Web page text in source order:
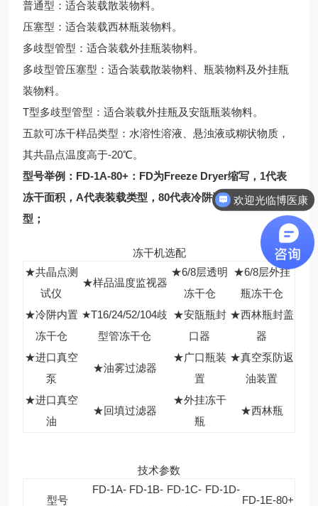
普通型：适合装载散装物料。
压塞型：适合装载西林瓶装物料。
多歧型管型：适合装载外挂瓶装物料。
多歧型管压塞型：适合装载散装物料、瓶装物料及外挂瓶
装物料。
T型多歧型管型：适合装载外挂瓶及安瓿瓶装物料。
五款可冻干样品类型：水溶性溶液、悬浊液或糊状物质，
其共晶点温度高于-20℃。
型号举例：FD-1A-80+：FD为Freeze Dryer缩写，1代表
冻干面积，A代表装载类型，80代表冷阱温度，+代表加强
型；
冻干机选配
★共晶点测
试仪
★样品温度监视器
★6/8层透明
冻干仓
★6/8层外挂
瓶冻干仓
★冷阱内置
冻干仓
★T16/24/52/104歧
型管冻干仓
★安瓿瓶封
口器
★西林瓶封盖
器
★进口真空
泵
★油雾过滤器
★广口瓶装
置
★真空泵防返
油装置
★进口真空
油
★回填过滤器
★外挂冻干
瓶
★西林瓶
技术参数
型号
FD-1A- FD-1B- FD-1C- FD-1D-
FD-1E-80+
欢迎光临博医康